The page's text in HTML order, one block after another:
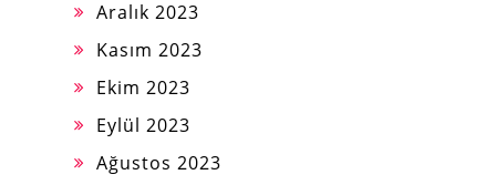
Aralık 2023
Kasım 2023
Ekim 2023
Eylül 2023
Ağustos 2023